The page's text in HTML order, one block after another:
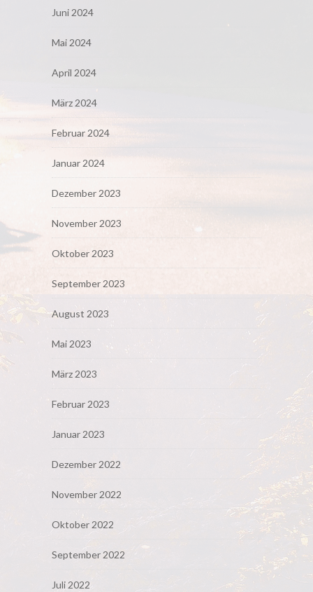
Juni 2024
Mai 2024
April 2024
März 2024
Februar 2024
Januar 2024
Dezember 2023
November 2023
Oktober 2023
September 2023
August 2023
Mai 2023
März 2023
Februar 2023
Januar 2023
Dezember 2022
November 2022
Oktober 2022
September 2022
Juli 2022